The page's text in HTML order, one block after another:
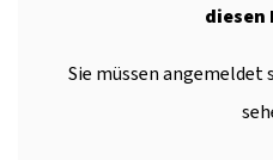
Sie müssen angemeldet